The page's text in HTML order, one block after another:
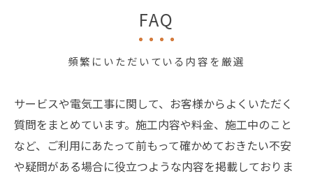
頻繁にいただいている内容を厳選
FAQ
サービスや電気工事に関して、お客様からよくいただく
質問をまとめています。施工内容や料金、施工中のこと
など、ご利用にあたって前もって確かめておきたい不安
や疑問がある場合に役立つような内容を掲載しておりま